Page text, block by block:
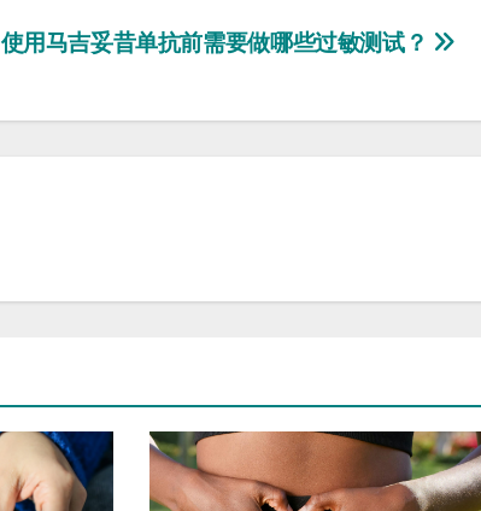
使用马吉妥昔单抗前需要做哪些过敏测试？